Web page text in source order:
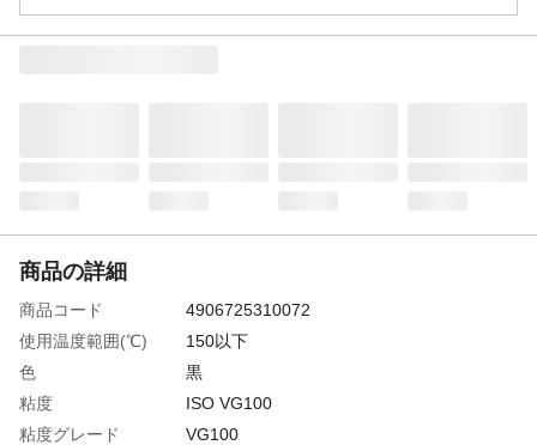
商品の詳細
商品コード
4906725310072
使用温度範囲(℃)
150以下
色
黒
粘度
ISO VG100
粘度グレード
VG100